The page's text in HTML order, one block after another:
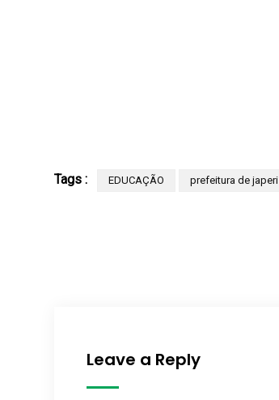
Tags : EDUCAÇÃO prefeitura de japeri
Leave a Reply